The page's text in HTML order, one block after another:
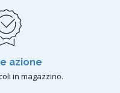
azione
in magazzino.